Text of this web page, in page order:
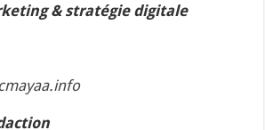
& stratégie digitale